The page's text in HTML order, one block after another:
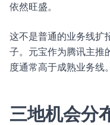
依然旺盛。
这不是普通的业务线扩
子。元宝作为腾讯主推
度通常高于成熟业务线。
三地机会分